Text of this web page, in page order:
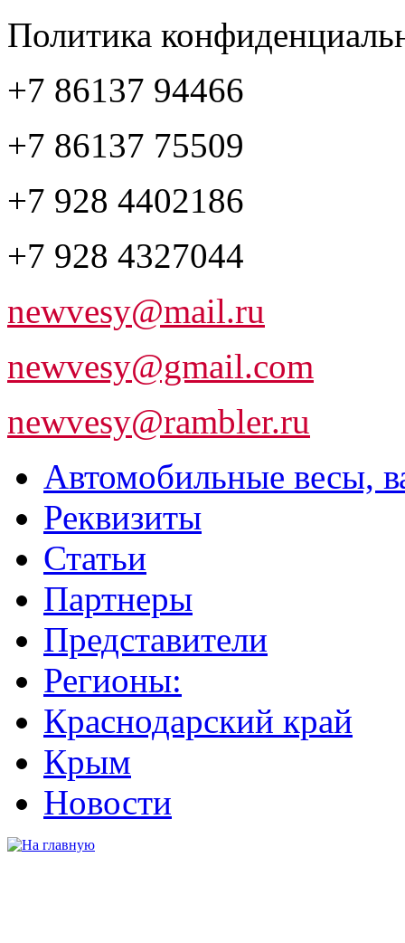
Политика
+7 86137 94466
+7 86137 75509
+7 928 4402186
+7 928 4327044
newvesy@mail.ru
newvesy@gmail.com
newvesy@rambler.ru
Автомобильные весы,
Реквизиты
Статьи
Партнеры
Представители
Регионы:
Краснодарский край
Крым
Новости